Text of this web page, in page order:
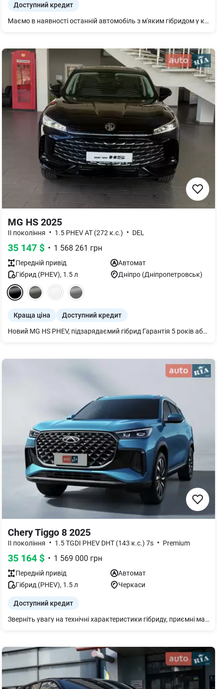
Доступний кредит
Маємо в наявності останній автомобіль з м'яким гібридом у комплектації Н-конекта
MG HS 2025
II покоління • 1.5 PHEV AT (272 к.с.) • DEL
35 147 $ • 1 568 261 грн
Передній привід
Автомат
Гібрид (PHEV), 1.5л Дніпро (Дніпропетровськ)
Краща ціна Доступний кредит
Новий MG HS PHEV, підзарядаємий гібрид Гарантія 5 років або 150 000 км (Що настане раніше) Найбезпечніший плагін-гібрид по результатам Euro NCAP Бензиновий двигун 1.5Т на 143 к.с (дефорсований для максимальної надійності) Електродвигун 183 к.с Батарейка 20 кВт на 100 км пробіг виключно на електриці Клімат-контроль Камера заднього руху та парктроніки Системи автономного водіння та активної безпеки MG Pilot Електропривід водійського сидіння 7 подушок безпеки Розетка Type 2 Заряджається 6.6 кВт\год
Chery Tiggo 8 2025
II покоління • 1.5 TGDI PHEV DHT (143 к.с.) 7s • Premium
35 164 $ • 1 569 000 грн
Передній привід
Автомат
Гібрид (PHEV), 1.5л Черкаси
Доступний кредит
Зверніть увагу на технічні характеристики гібриду, приємні матеріали салону, розміри багажного відділення. Розкішна комплектація та найбільша офіційна гарантія. Оцинкований кузов та сучасні системи безпеки. Запрошуємо на знайомство в автосалон УКРАВТО ЧЕРКАСИ. Цікавить розвиток Chery та постійне покращення якості автомобілів-почитайте про спільне підприємство Jaguar Land Rover і китайського державного автовиробника Chery. Телефонуйте,надамо додаткову консультацію.